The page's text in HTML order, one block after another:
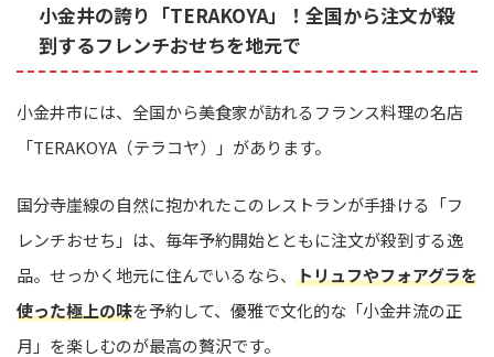
小金井の誇り「TERAKOYA」！全国から注文が殺
到するフレンチおせちを地元で
小金井市には、全国から美食家が訪れるフランス料理の名店
「TERAKOYA（テラコヤ）」があります。
国分寺崖線の自然に抱かれたこのレストランが手掛ける「フ
レンチおせち」は、毎年予約開始とともに注文が殺到する逸
品。せっかく地元に住んでいるなら、 トリュフやフォアグラを
使った極上の味を予約して、優雅で文化的な「小金井流の正
月」を楽しむのが最高の贅沢です。